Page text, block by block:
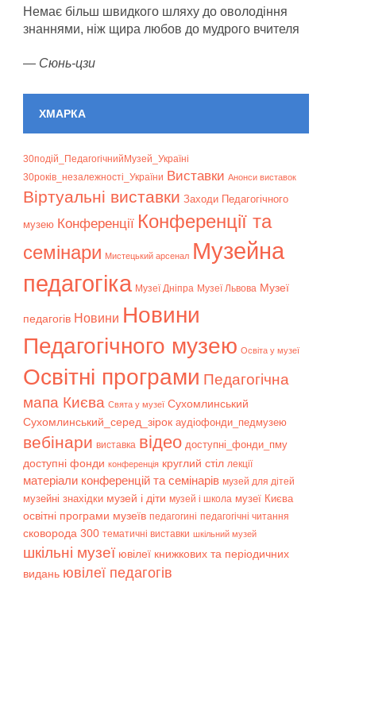
Немає більш швидкого шляху до оволодіння
знаннями, ніж щира любов до мудрого вчителя
— Сюнь-цзи
ХМАРКА
30подій_ПедагогічнийМузей_Україні
30років_незалежності_України Bиставки Анонси виставок
Віртуальні виставки Заходи Педагогічного
музею Конференції Конференції та
семінари Мистецький арсенал Музейна
педагогіка Музеї Дніпра Музеї Львова Музеї
педагогів Новини Новини
Педагогічного музею Освіта у музеї
Освітні програми Педагогічна
мапа Києва Свята у музеї Сухомлинський
Сухомлинський_серед_зірок аудіофонди_педмузею
вебінари виставка відео доступні_фонди_пму
доступні фонди конференція круглий стіл лекції
матеріали конференцій та семінарів музей для дітей
музейні знахідки музей і діти музей і школа музеї Києва
освітні програми музеїв педагогині педагогічні читання
сковорода 300 тематичні виставки шкільний музей
шкільні музеї ювілеї книжкових та періодичних
видань ювілеї педагогів